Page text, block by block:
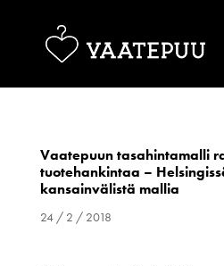
Vaatepuun tasahintamalli
tuotehankintaa –
kansainvälistä mallia
24 / 2 / 2018